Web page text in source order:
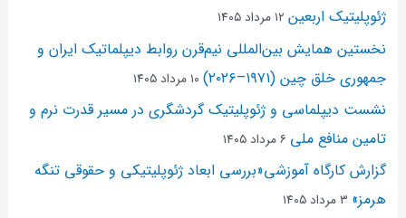
ژئوپلیتیک اربعین ۱۲ مرداد ۱۴۰۵
نخستین همایش بین‌المللی نیم‌قرن روابط دیپلماتیک ایران و
جمهوری خلق چین (۱۹۷۱–۲۰۲۶)
۱۰ مرداد ۱۴۰۵
نشست دیپلماسی و ژئو‌پلیتیک گردشگری در مسیر قدرت نرم و
تامین منافع ملی ۶ مرداد ۱۴۰۵
گزارش کارگاه آموزشی«بررسی ابعاد ژئوپلیتیکی و حقوقی تنگه
هرمز» ۳ مرداد ۱۴۰۵